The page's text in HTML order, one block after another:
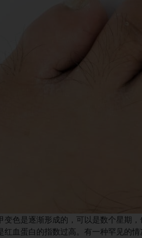
变色是逐渐形成的，可以是数个星期
红血蛋白的指数过高。有一种罕见的